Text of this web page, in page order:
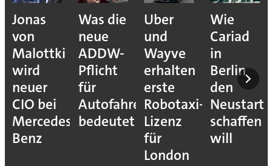
Jonas
von
Malottki
wird
neuer
CIO bei
Mercedes-
Benz
Was die
neue
ADDW-
Pflicht
für
Autofahrer
bedeutet
Uber
und
Wayve
erhalten
erste
Robotaxi-
Lizenz
für
London
Wie
Cariad
in
Berlin
den
Neustart
schaffen
will